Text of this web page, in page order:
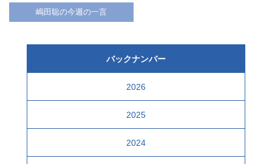
嶋田聡の今週の一言
バックナンバー
2026
2025
2024